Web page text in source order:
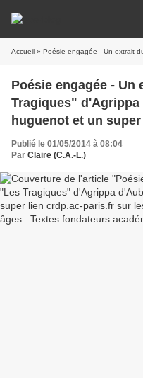
Accueil » Poésie engagée - Un extrait du livre I de "Les Tragiques" d'Agrippa d'Aubigné,
Poésie engagée -
Tragiques"
huguenot et un super lien crdp.ac-
les figures de Caïn et
Textes fondateurs
Publié le 01/05/2014 à 08:04
Par Claire (C.A.-L.)